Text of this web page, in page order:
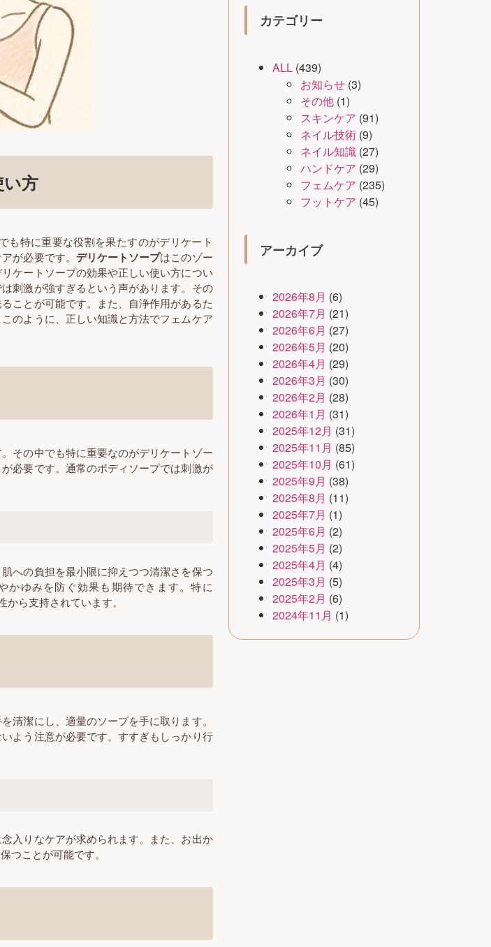
方
も特に重要な役割を果たすのがデリケート
が必要です。 デリケートソープはこのゾー
ケートソープの効果や正しい使い方につい
刺激が強すぎるという声があります。その
ことが可能です。また、自浄作用があるた
のように、正しい知識と方法でフェムケア
その中でも特に重要なのがデリケートゾー
必要です。通常のボディソープでは刺激が
への負担を最小限に抑えつつ清潔さを保つ
かゆみを防ぐ効果も期待できます。特に
ら支持されています。
清潔にし、適量のソープを手に取ります。
よう注意が必要です。すすぎもしっかり行
入りなケアが求められます。また、お出か
つことが可能です。
カテゴリー
ALL (439)
お知らせ (3)
その他 (1)
スキンケア (91)
ネイル技術 (9)
ネイル知識 (27)
ハンドケア (29)
フェムケア (235)
フットケア (45)
アーカイブ
2026年8月 (6)
2026年7月 (21)
2026年6月 (27)
2026年5月 (20)
2026年4月 (29)
2026年3月 (30)
2026年2月 (28)
2026年1月 (31)
2025年12月 (31)
2025年11月 (85)
2025年10月 (61)
2025年9月 (38)
2025年8月 (11)
2025年7月 (1)
2025年6月 (2)
2025年5月 (2)
2025年4月 (4)
2025年3月 (5)
2025年2月 (6)
2024年11月 (1)